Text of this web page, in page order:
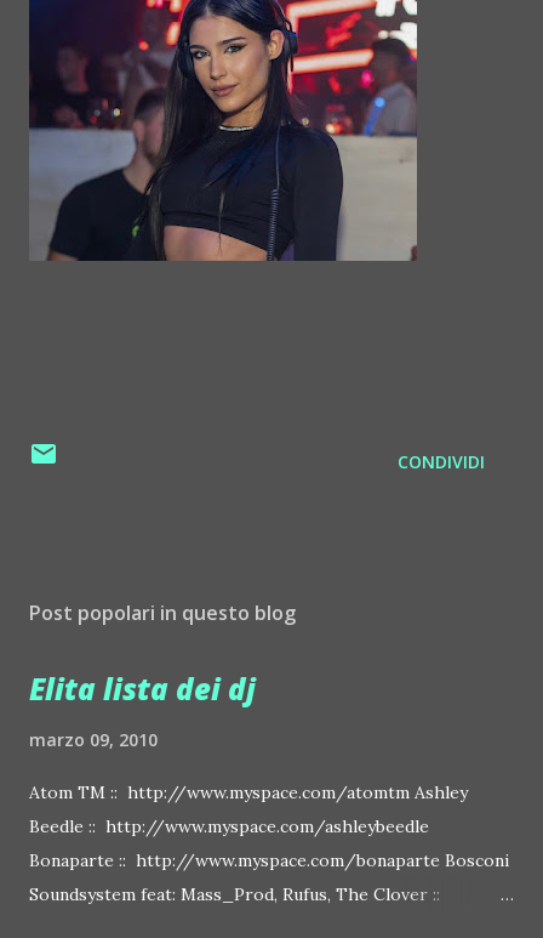
CONDIVIDI
Post popolari in questo blog
Elita lista dei dj
marzo 09, 2010
Atom TM :: http://www.myspace.com/atomtm Ashley
Beedle :: http://www.myspace.com/ashleybeedle
Bonaparte :: http://www.myspace.com/bonaparte Bosconi
Soundsystem feat: Mass_Prod, Rufus, The Clover ::